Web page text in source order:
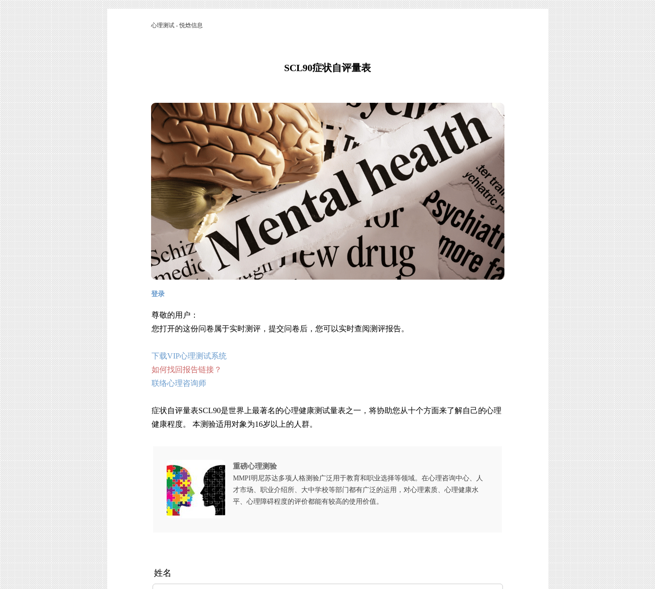
心理测试 - 悦焓信息
SCL90症状自评量表
登录
尊敬的用户：
您打开的这份问卷属于实时测评，提交问卷后，您可以实时查阅测评报告。
下载VIP心理测试系统
如何找回报告链接？
联络心理咨询师
症状自评量表SCL90是世界上最著名的心理健康测试量表之一，将协助您从十个方面来了解自己的心理
健康程度。 本测验适用对象为16岁以上的人群。
重磅心理测验
MMPI明尼苏达多项人格测验广泛用于教育和职业选择等领域。在心理咨询中心、人
才市场、职业介绍所、大中学校等部门都有广泛的运用，对心理素质、心理健康水
平、心理障碍程度的评价都能有较高的使用价值。
姓名